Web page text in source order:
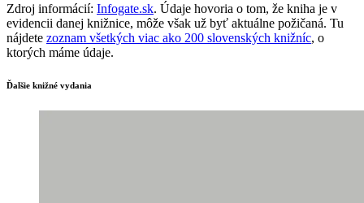
Zdroj informácií: Infogate.sk. Údaje hovoria o tom, že kniha je v
evidencii danej knižnice, môže však už byť aktuálne požičaná. Tu
nájdete zoznam všetkých viac ako 200 slovenských knižníc, o
ktorých máme údaje.
Ďalšie knižné vydania